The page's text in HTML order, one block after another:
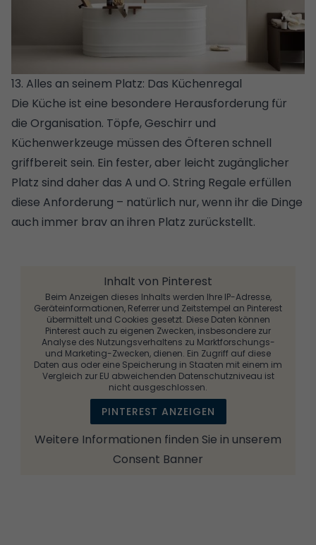
13. Alles an seinem Platz: Das Küchenregal
Die Küche ist eine besondere Herausforderung für
die Organisation. Töpfe, Geschirr und
Küchenwerkzeuge müssen des Öfteren schnell
griffbereit sein. Ein fester, aber leicht zugänglicher
Platz sind daher das A und O. String Regale erfüllen
diese Anforderung – natürlich nur, wenn ihr die Dinge
auch immer brav an ihren Platz zurückstellt.
Inhalt von Pinterest
Beim Anzeigen dieses Inhalts werden Ihre IP-Adresse,
Geräteinformationen, Referrer und Zeitstempel an Pinterest
übermittelt und Cookies gesetzt. Diese Daten können
Pinterest auch zu eigenen Zwecken, insbesondere zur
Analyse des Nutzungsverhaltens zu Marktforschungs-
und Marketing-Zwecken, dienen. Ein Zugriff auf diese
Daten aus oder eine Speicherung in Staaten mit einem im
Vergleich zur EU abweichenden Datenschutzniveau ist
nicht ausgeschlossen.
PINTEREST ANZEIGEN
Weitere Informationen finden Sie in unserem
Consent Banner